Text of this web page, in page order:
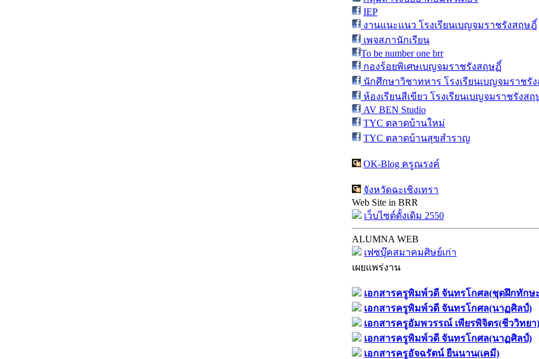
IEP
งานแนะแนว โรงเรียนเบญจมราชรังสฤษฎิ์
เพจสภานักเรียน
To be number one brr
กองร้อยพิเศษเบญจมราชรังสฤษฏิ์
นักศึกษาวิชาทหาร โรงเรียนเบญจมราชรั
ห้องเรียนสีเขียว โรงเรียนเบญจมราชรังสฤ
AV BEN Studio
TYC ตลาดบ้านใหม่
TYC ตลาดบ้านสุขสำราญ
OK-Blog ครูณรงค์
จังหวัดฉะเชิงเทรา
Web Site in BRR
เว็บไซต์ดั้งเดิม 2550
ALUMNA WEB
เฟซบุ๊คสมาคมศิษย์เก่า
เผยแพร่งาน
เอกสารครูพิมพ์วดี จันทรโกศล(ชุดฝึกทักษ
เอกสารครูพิมพ์วดี จันทรโกศล(นาฏศิลป์)
เอกสารครูอัมพวรรณ์ เพียรพิจิตร(ชีววิทยา)
เอกสารครูพิมพ์วดี จันทรโกศล(นาฏศิลป์)
เอกสารครูอัจฉรัตน์ ยืนนาน(เคมี)